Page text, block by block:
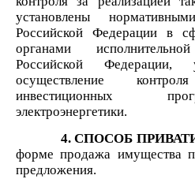
установлены
Российской Федерации в
органами
Российской Федерации,
осуществление
инвестиционных
электроэнергетики.
4. СПОСОБ
форме продажа имущества
предложения.